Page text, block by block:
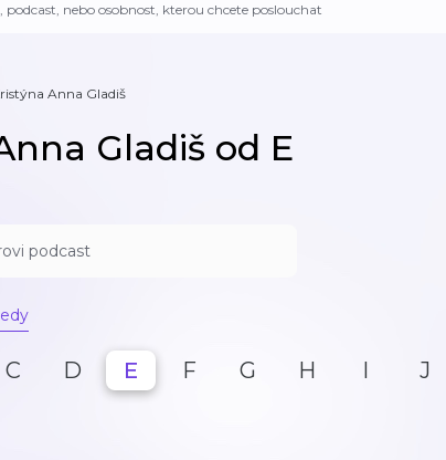
Anna Gladiš
Gladiš od E
C D E F G H I J